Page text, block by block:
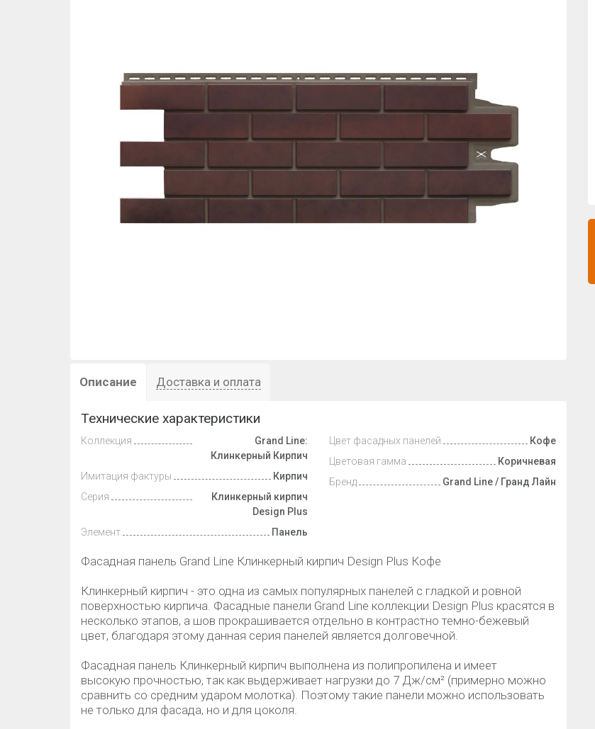
Описание Доставка и оплата
Технические характеристики
Коллекция
Grand Line:
Клинкерный Кирпич
Имитация фактуры
Кирпич
Серия
Клинкерный кирпич
Design Plus
Элемент
Панель
Цвет фасадных панелей
Кофе
Цветовая гамма
Коричневая
Бренд
Grand Line / Гранд Лайн
Фасадная панель Grand Line Клинкерный кирпич Design Plus Кофе
Клинкерный кирпич - это одна из самых популярных панелей с гладкой и ровной
поверхностью кирпича. Фасадные панели Grand Line коллекции Design Plus красятся в
несколько этапов, а шов прокрашивается отдельно в контрастно темно-бежевый
цвет, благодаря этому данная серия панелей является долговечной.
Фасадная панель Клинкерный кирпич выполнена из полипропилена и имеет
высокую прочностью, так как выдерживает нагрузки до 7 Дж/см² (примерно можно
сравнить со средним ударом молотка). Поэтому такие панели можно использовать
не только для фасада, но и для цоколя.